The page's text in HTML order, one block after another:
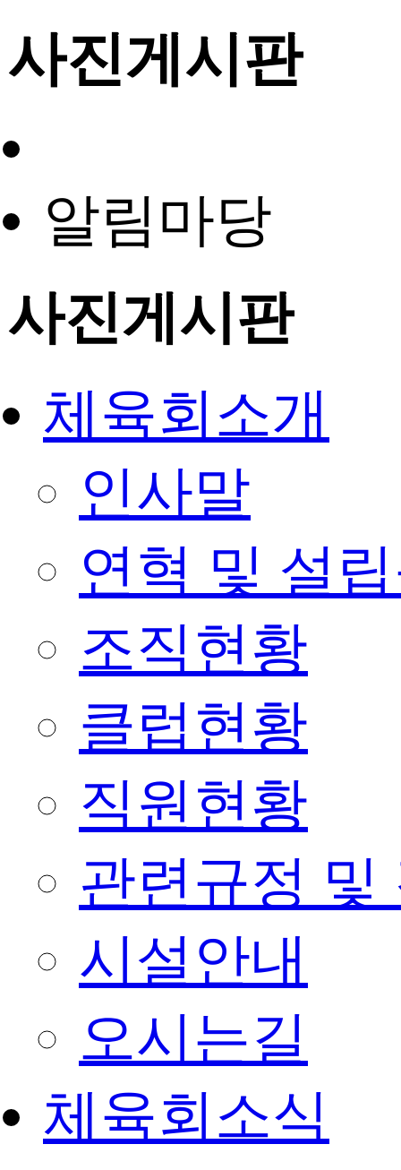
사진게시판
알림마당
사진게시판
체육회소개
인사말
연혁 및 설
조직현황
클럽현황
직원현황
관련규정 및
시설안내
오시는길
체육회소식